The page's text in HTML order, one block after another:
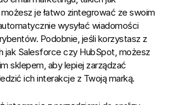
je łatwo zintegrować ze swoim
wysyłać wiadomości
Podobnie, jeśli korzystasz z
jak Salesforce czy HubSpot, możesz
sklepem, aby lepiej zarządzać
ich interakcje z Twoją marką.